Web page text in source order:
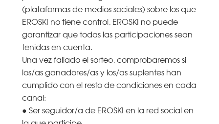
(plataformas de medios sociales) sobre los que
EROSKI no tiene control, EROSKI no puede
garantizar que todas las participaciones sean
tenidas en cuenta.
Una vez fallado el sorteo, comprobaremos si
los/as ganadores/as y los/as suplentes han
cumplido con el resto de condiciones en cada
canal:
● Ser seguidor/a de EROSKI en la red social en